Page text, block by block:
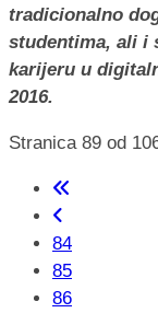
tradicionalno
studentima, ali i
karijeru u
2016.
Stranica 89 od
84
85
86